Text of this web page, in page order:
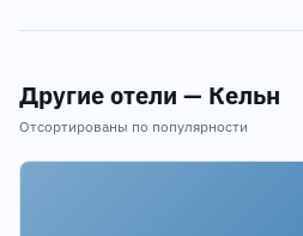
Другие отели — Кельн
Отсортированы по популярности